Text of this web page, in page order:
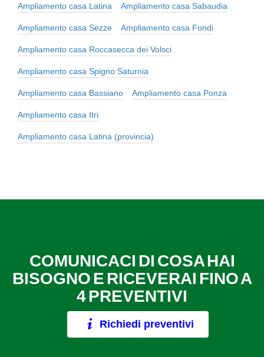
Ampliamento casa Latina Ampliamento casa Sabaudia
Ampliamento casa Sezze Ampliamento casa Fondi
Ampliamento casa Roccasecca dei Volsci
Ampliamento casa Spigno Saturnia
Ampliamento casa Bassiano Ampliamento casa Ponza
Ampliamento casa Itri
Ampliamento casa Latina (provincia)
COMUNICACI DI COSA HAI
BISOGNO E RICEVERAI FINO A
4 PREVENTIVI
Richiedi preventivi